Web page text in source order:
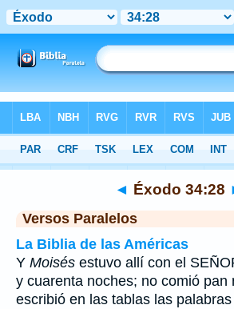
>Éxodo> Capítulo 34 > Verso 28
◄ Éxodo 34:28
Versos Paralelos
La Biblia de las Américas
Y Moisés estuvo allí con el
y cuarenta noches; no comió pan
escribió en las tablas las